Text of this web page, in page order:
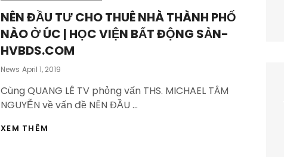
NÊN ĐẦU TƯ CHO THUÊ NHÀ THÀNH PHỐ
NÀO Ở ÚC | HỌC VIỆN BẤT ĐỘNG SẢN-
HVBDS.COM
News Posted
April 1, 2019
Cùng QUANG LÊ TV phỏng vấn THS. MICHAEL TÂM
NGUYỄN về vấn đề NÊN ĐẦU …
XEM THÊM